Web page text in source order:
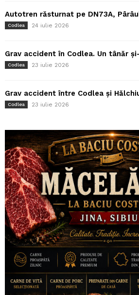
Autotren răsturnat pe DN73A,
Codlea 24 iulie 2026
Grav accident în Codlea. Un tânăr
Codlea 23 iulie 2026
Grav accident între Codlea și
Codlea 23 iulie 2026